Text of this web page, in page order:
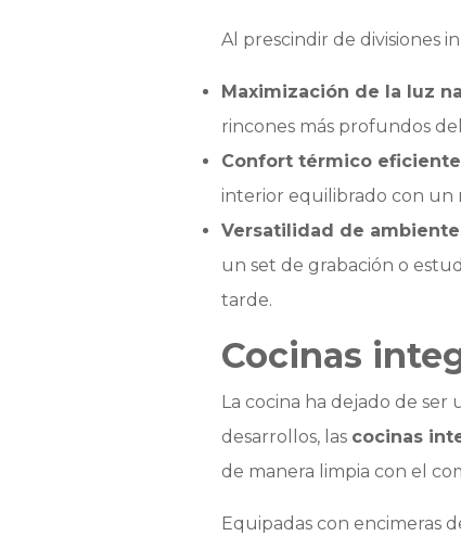
Al prescindir de divisiones
Maximización de la luz
rincones más profundos
Confort térmico
interior equilibrado con un
Versatilidad de
un set de grabación o
tarde.
Cocinas
La cocina ha dejado de ser
desarrollos, las cocinas
de manera limpia con el
Equipadas con encimeras